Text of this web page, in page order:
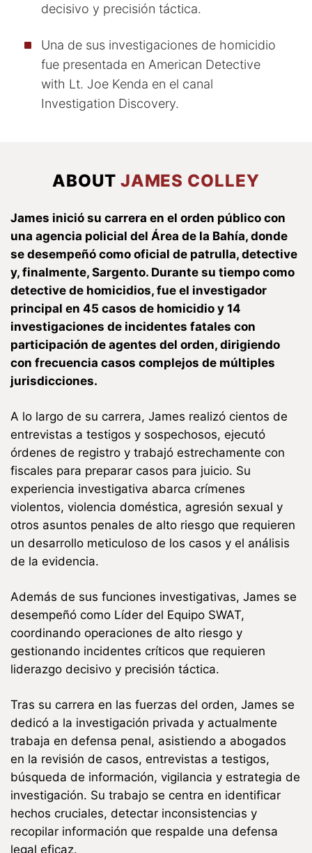
decisivo y precisión táctica.
Una de sus investigaciones de homicidio
fue presentada en American Detective
with Lt. Joe Kenda en el canal
Investigation Discovery.
ABOUT JAMES COLLEY
James inició su carrera en el orden público con
una agencia policial del Área de la Bahía, donde
se desempeñó como oficial de patrulla, detective
y, finalmente, Sargento. Durante su tiempo como
detective de homicidios, fue el investigador
principal en 45 casos de homicidio y 14
investigaciones de incidentes fatales con
participación de agentes del orden, dirigiendo
con frecuencia casos complejos de múltiples
jurisdicciones.
A lo largo de su carrera, James realizó cientos de
entrevistas a testigos y sospechosos, ejecutó
órdenes de registro y trabajó estrechamente con
fiscales para preparar casos para juicio. Su
experiencia investigativa abarca crímenes
violentos, violencia doméstica, agresión sexual y
otros asuntos penales de alto riesgo que requieren
un desarrollo meticuloso de los casos y el análisis
de la evidencia.
Además de sus funciones investigativas, James se
desempeñó como Líder del Equipo SWAT,
coordinando operaciones de alto riesgo y
gestionando incidentes críticos que requieren
liderazgo decisivo y precisión táctica.
Tras su carrera en las fuerzas del orden, James se
dedicó a la investigación privada y actualmente
trabaja en defensa penal, asistiendo a abogados
en la revisión de casos, entrevistas a testigos,
búsqueda de información, vigilancia y estrategia de
investigación. Su trabajo se centra en identificar
hechos cruciales, detectar inconsistencias y
recopilar información que respalde una defensa
legal eficaz.